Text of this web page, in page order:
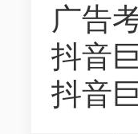
广告
抖音
抖音